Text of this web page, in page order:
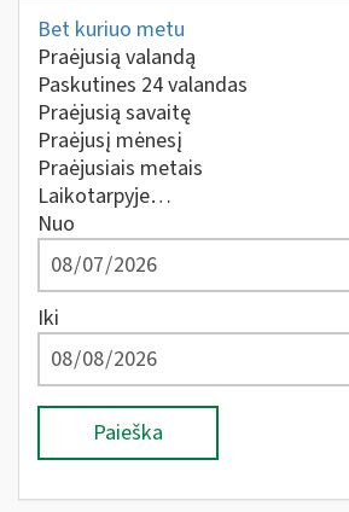
Bet kuriuo metu
Praėjusią valandą
Paskutines 24 valandas
Praėjusią savaitę
Praėjusį mėnesį
Praėjusiais metais
Laikotarpyje…
Nuo
Iki
Paieška